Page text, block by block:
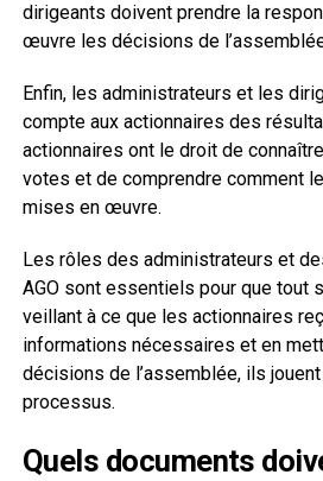
dirigeants doivent prendre la
œuvre les décisions de
Enfin, les administrateurs et les
compte aux actionnaires des
actionnaires ont le droit de
votes et de comprendre comment
mises en œuvre.
Les rôles des administrateurs et
AGO sont essentiels pour que tout
veillant à ce que les actionnaires
informations nécessaires et en
décisions de l’assemblée, ils
processus.
Quels documents